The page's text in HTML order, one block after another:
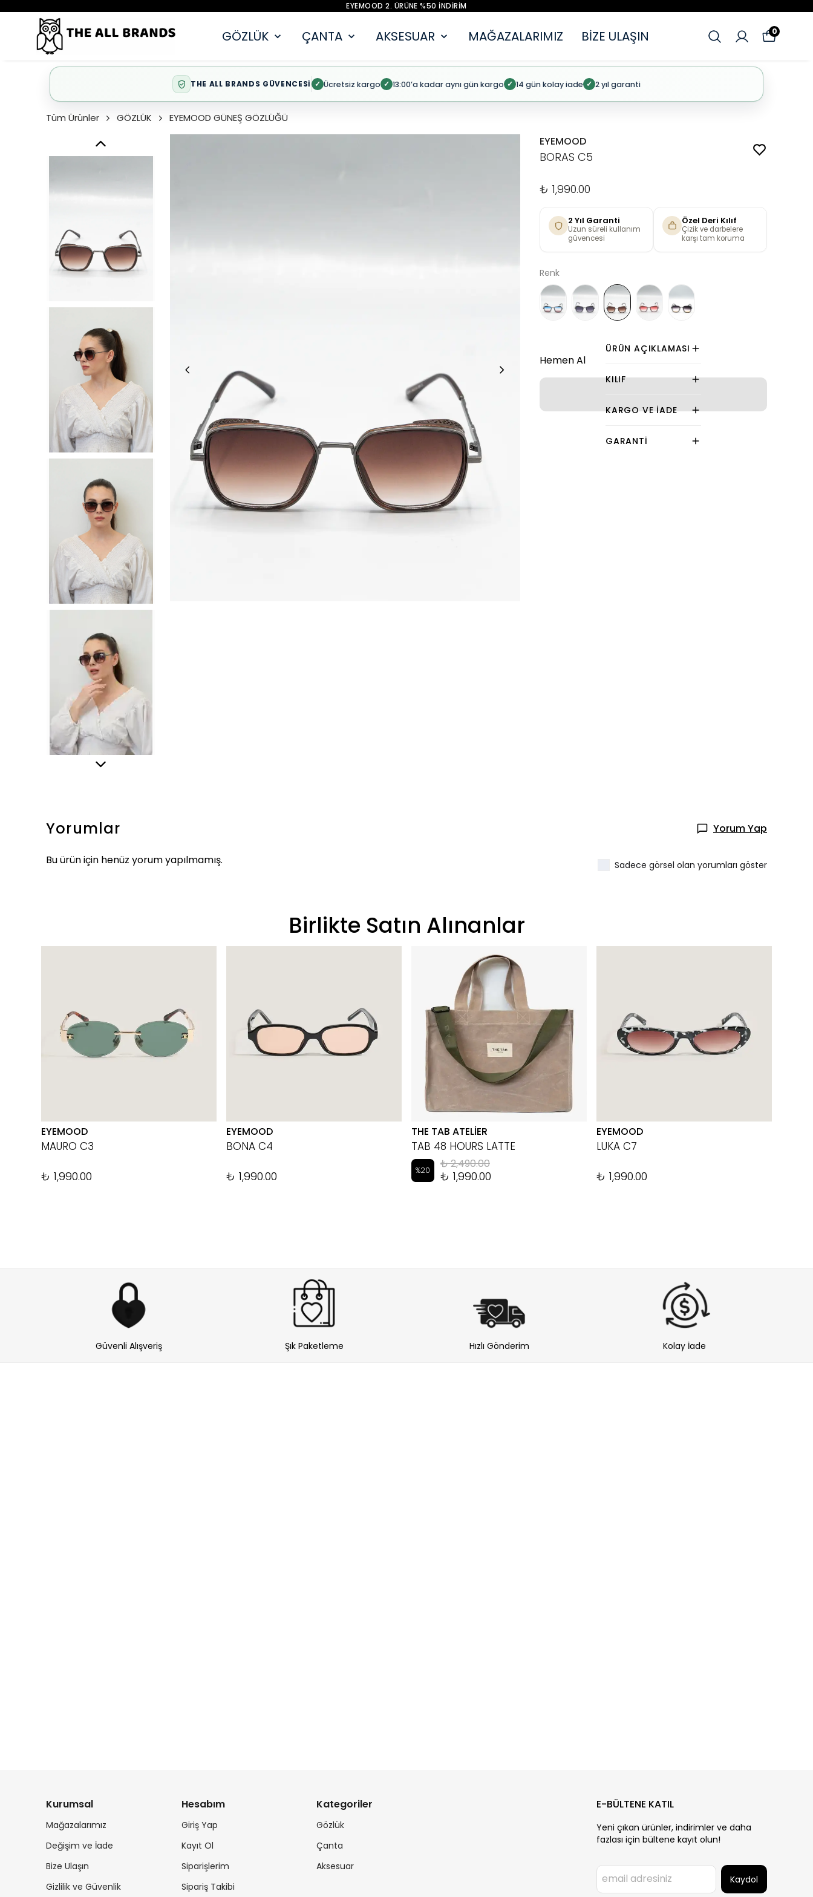
EYEMOOD 2. ÜRÜNE %50 İNDİRİM
GÖZLÜK ÇANTA AKSESUAR MAĞAZALARIMIZ BİZE ULAŞIN 0
THE ALL BRANDS GÜVENCESİ ✓ Ücretsiz kargo ✓ 13:00’a kadar aynı gün kargo ✓ 14 gün kolay iade ✓ 2 yıl garanti
Tüm Ürünler GÖZLÜK EYEMOOD GÜNEŞ GÖZLÜĞÜ
EYEMOOD
BORAS C5
₺ 1,990.00
2 Yıl Garanti
Uzun süreli kullanım
güvencesi
Özel Deri Kılıf
Çizik ve darbelere
karşı tam koruma
Renk
Hemen Al
ÜRÜN AÇIKLAMASI
KILIF
KARGO VE İADE
GARANTI
Yorumlar Yorum Yap
Bu ürün için henüz yorum yapılmamış. Sadece görsel olan yorumları göster
Birlikte Satın Alınanlar
EYEMOOD
MAURO C3
₺ 1,990.00
EYEMOOD
BONA C4
₺ 1,990.00
THE TAB ATELİER
TAB 48 HOURS LATTE
%20 ₺ 2,490.00
₺ 1,990.00
EYEMOOD
LUKA C7
₺ 1,990.00
Güvenli Alışveriş Şık Paketleme Hızlı Gönderim Kolay İade
Kurumsal
Mağazalarımız
Değişim ve İade
Bize Ulaşın
Gizlilik ve Güvenlik
Hesabım
Giriş Yap
Kayıt Ol
Siparişlerim
Sipariş Takibi
Kategoriler
Gözlük
Çanta
Aksesuar
E-BÜLTENE KATIL
Yeni çıkan ürünler, indirimler ve daha
fazlası için bültene kayıt olun!
Kaydol